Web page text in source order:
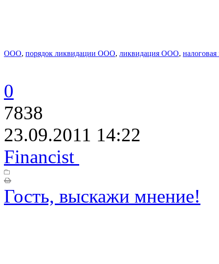
ООО, порядок ликвидации ООО, ликвидация ООО,
0
7838
23.09.2011 14:22
Financist
Гость, выскажи мнение!